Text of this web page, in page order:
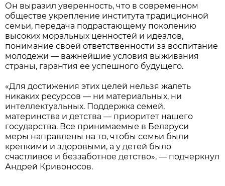
Он выразил уверенность, что в современном
обществе укрепление института традиционной
семьи, передача подрастающему поколению
высоких моральных ценностей и идеалов,
понимание своей ответственности за воспитание
молодежи — важнейшие условия выживания
страны, гарантия ее успешного будущего.
«Для достижения этих целей нельзя жалеть
никаких ресурсов — ни материальных, ни
интеллектуальных. Поддержка семей,
материнства и детства — приоритет нашего
государства. Все принимаемые в Беларуси
меры направлены на то, чтобы семьи были
крепкими и здоровыми, а у детей было
счастливое и беззаботное детство», — подчеркнул
Андрей Кривоносов.